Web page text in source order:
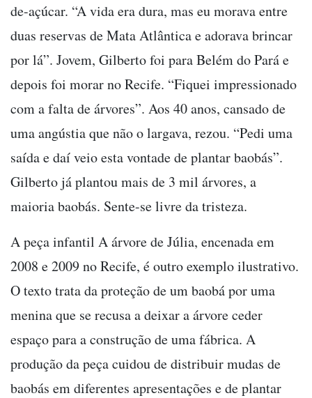
de-açúcar. “A vida era dura, mas eu morava entre
duas reservas de Mata Atlântica e adorava brincar
por lá”. Jovem, Gilberto foi para Belém do Pará e
depois foi morar no Recife. “Fiquei impressionado
com a falta de árvores”. Aos 40 anos, cansado de
uma angústia que não o largava, rezou. “Pedi uma
saída e daí veio esta vontade de plantar baobás”.
Gilberto já plantou mais de 3 mil árvores, a
maioria baobás. Sente-se livre da tristeza.
A peça infantil A árvore de Júlia, encenada em
2008 e 2009 no Recife, é outro exemplo ilustrativo.
O texto trata da proteção de um baobá por uma
menina que se recusa a deixar a árvore ceder
espaço para a construção de uma fábrica. A
produção da peça cuidou de distribuir mudas de
baobás em diferentes apresentações e de plantar